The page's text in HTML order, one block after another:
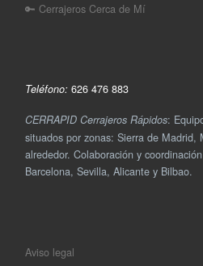
🔑 Cerrajeros Cerca de Mí
Teléfono: 626 476 883
CERRAPID Cerrajeros Rápidos:
situados por zonas: Sierra de Madrid,
alrededor. Colaboración y
Barcelona, Sevilla, Alicante y Bilbao.
Aviso legal